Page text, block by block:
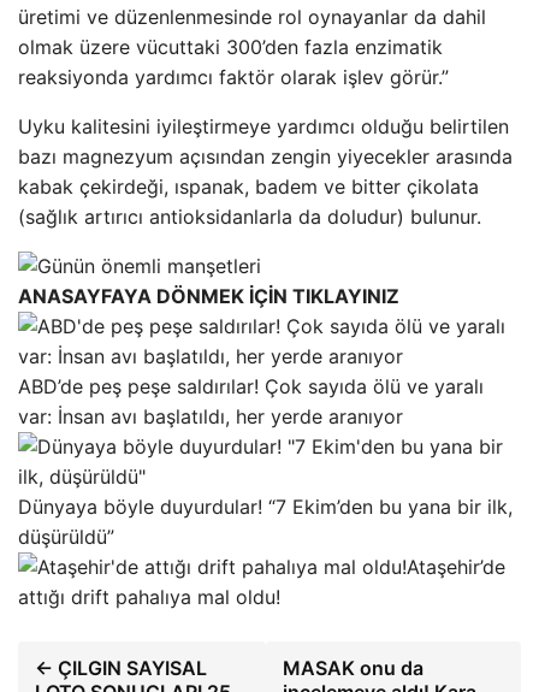
üretimi ve düzenlenmesinde rol oynayanlar da dahil
olmak üzere vücuttaki 300’den fazla enzimatik
reaksiyonda yardımcı faktör olarak işlev görür.”
Uyku kalitesini iyileştirmeye yardımcı olduğu belirtilen
bazı magnezyum açısından zengin yiyecekler arasında
kabak çekirdeği, ıspanak, badem ve bitter çikolata
(sağlık artırıcı antioksidanlarla da doludur) bulunur.
ANASAYFAYA DÖNMEK İÇİN TIKLAYINIZ
ABD’de peş peşe saldırılar! Çok sayıda ölü ve yaralı
var: İnsan avı başlatıldı, her yerde aranıyor
Dünyaya böyle duyurdular! “7 Ekim’den bu yana bir ilk,
düşürüldü”
Ataşehir’de
attığı drift pahalıya mal oldu!
← ÇILGIN SAYISAL
MASAK onu da